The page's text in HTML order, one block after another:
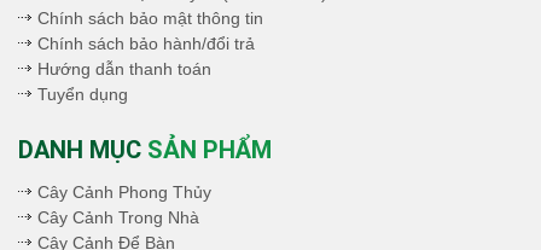
Chính sách bảo mật thông tin
Chính sách bảo hành/đổi trả
Hướng dẫn thanh toán
Tuyển dụng
DANH MỤC SẢN PHẨM
Cây Cảnh Phong Thủy
Cây Cảnh Trong Nhà
Cây Cảnh Để Bàn